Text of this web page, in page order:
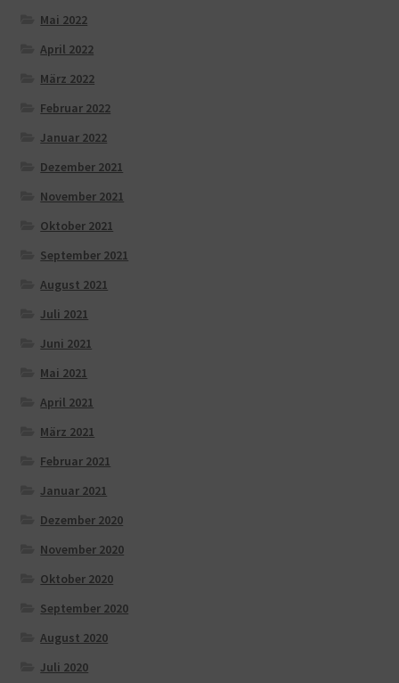
Mai 2022
April 2022
März 2022
Februar 2022
Januar 2022
Dezember 2021
November 2021
Oktober 2021
September 2021
August 2021
Juli 2021
Juni 2021
Mai 2021
April 2021
März 2021
Februar 2021
Januar 2021
Dezember 2020
November 2020
Oktober 2020
September 2020
August 2020
Juli 2020